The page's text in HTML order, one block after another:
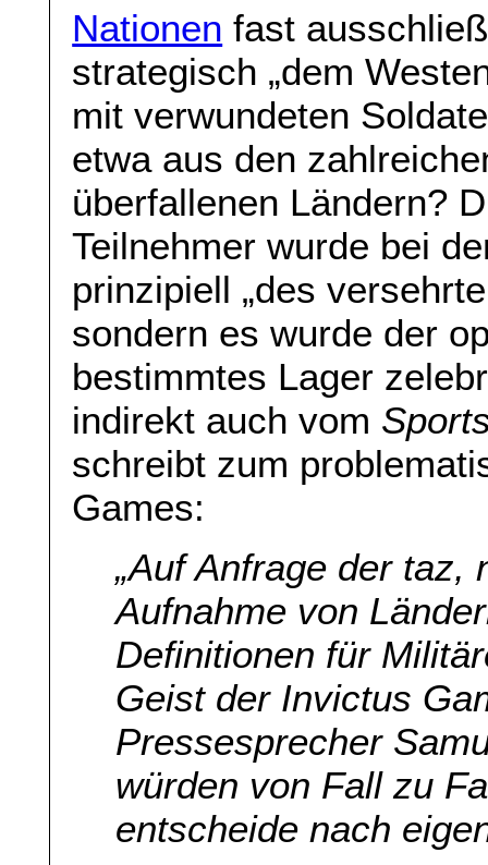
Nationen fast
strategisch „dem
mit verwundeten
etwa aus den
überfallenen Ländern?
Teilnehmer wurde bei
prinzipiell „des
sondern es wurde der
bestimmtes Lager
indirekt auch vom
schreibt zum
Games:
„Auf Anfrage der taz,
Aufnahme von
Definitionen für
Geist der Invictus
Pressesprecher
würden von Fall zu
entscheide nach